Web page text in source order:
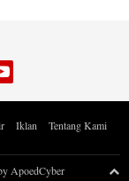
Iklan
Tentang Kami
ApoedCyber